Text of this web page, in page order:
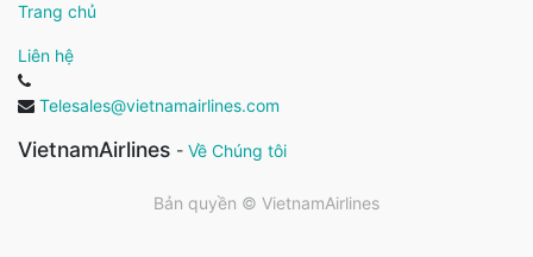
Trang chủ
Liên hệ
Telesales@vietnamairlines.com
VietnamAirlines - Về Chúng tôi
Bản quyền © VietnamAirlines